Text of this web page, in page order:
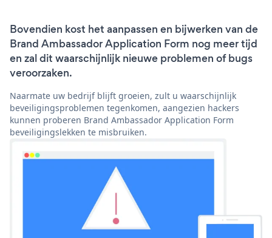
Bovendien kost het aanpassen en bijwerken van de
Brand Ambassador Application Form nog meer tijd
en zal dit waarschijnlijk nieuwe problemen of bugs
veroorzaken.
Naarmate uw bedrijf blijft groeien, zult u waarschijnlijk
beveiligingsproblemen tegenkomen, aangezien hackers
kunnen proberen Brand Ambassador Application Form
beveiligingslekken te misbruiken.